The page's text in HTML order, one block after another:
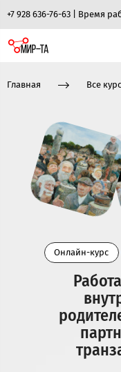
+7 928 636-76-63 | Время
Главная Все
Онлайн-курс